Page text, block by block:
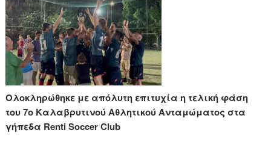
Ολοκληρώθηκε με απόλυτη επιτυχία η τελική φάση
του 7ο Καλαβρυτινού Αθλητικού Ανταμώματος στα
γήπεδα Renti Soccer Club